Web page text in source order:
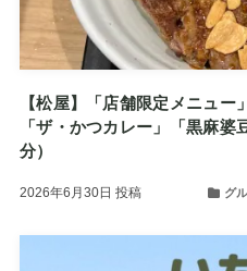
【松屋】「店舗限定メニュー
「ザ・かつカレー」「黒麻婆
分）
2026年6月30日 投稿 グ